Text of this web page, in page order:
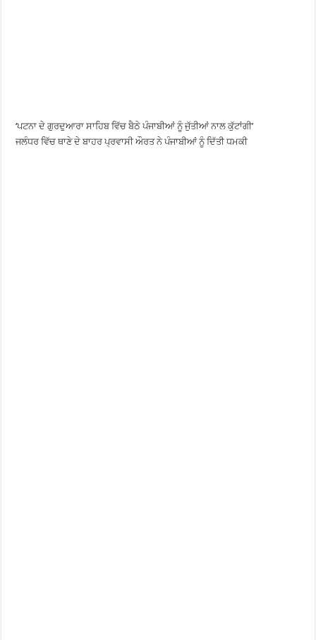
‘ਪਟਨਾ ਦੇ ਗੁਰਦੁਆਰਾ ਸਾਹਿਬ ਵਿੱਚ ਬੈਠੇ ਪੰਜਾਬੀਆਂ ਨੂੰ ਜੁੱਤੀਆਂ ਨਾਲ ਕੁੱਟਾਂਗੀ’
ਜਲੰਧਰ ਵਿੱਚ ਥਾਣੇ ਦੇ ਬਾਹਰ ਪ੍ਰਵਾਸੀ ਔਰਤ ਨੇ ਪੰਜਾਬੀਆਂ ਨੂੰ ਦਿੱਤੀ ਧਮਕੀ